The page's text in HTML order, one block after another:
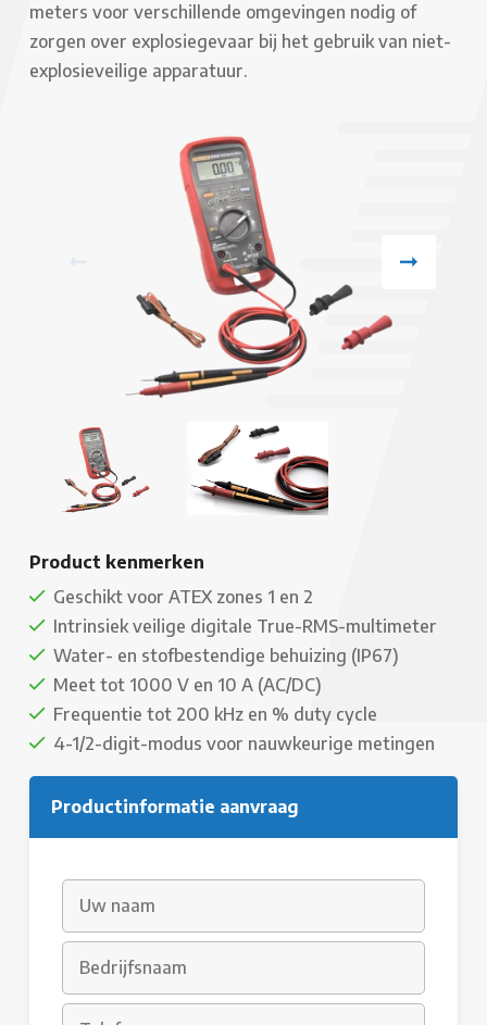
meters voor verschillende omgevingen nodig of
zorgen over explosiegevaar bij het gebruik van niet-
explosieveilige apparatuur.
Product kenmerken
Geschikt voor ATEX zones 1 en 2
Intrinsiek veilige digitale True-RMS-multimeter
Water- en stofbestendige behuizing (IP67)
Meet tot 1000 V en 10 A (AC/DC)
Frequentie tot 200 kHz en % duty cycle
4-1/2-digit-modus voor nauwkeurige metingen
Productinformatie aanvraag